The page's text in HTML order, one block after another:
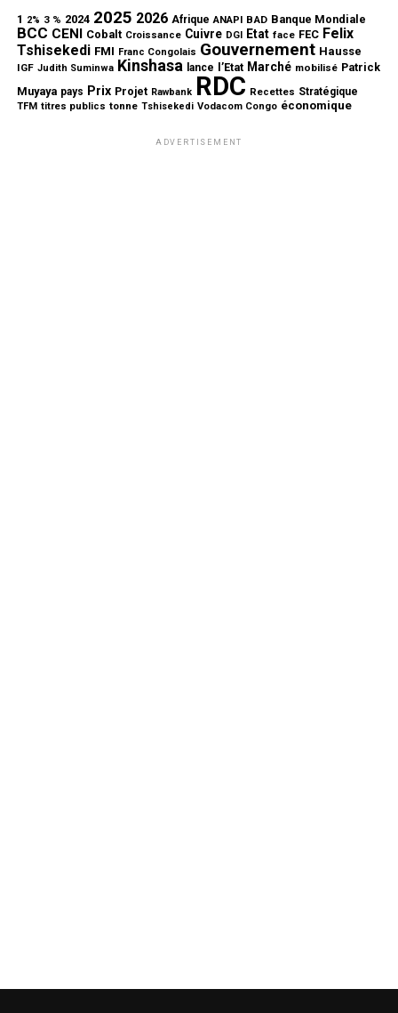
1 2% 3 % 2024 2025 2026 Afrique ANAPI BAD Banque Mondiale
BCC CENI Cobalt Croissance Cuivre DGI Etat face FEC Felix
Tshisekedi FMI Franc Congolais Gouvernement Hausse
IGF Judith Suminwa Kinshasa lance l’Etat Marché mobilisé Patrick
Muyaya pays Prix Projet Rawbank RDC Recettes Stratégique
TFM titres publics tonne Tshisekedi Vodacom Congo économique
ADVERTISEMENT